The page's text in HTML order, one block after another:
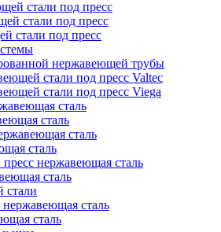
стали под пресс
стали под пресс
стали под пресс
нержавеющей трубы
стали под пресс Valtec
стали под пресс Viega
сталь
сталь
сталь
сталь
нержавеющая сталь
сталь
стали
сталь
сталь